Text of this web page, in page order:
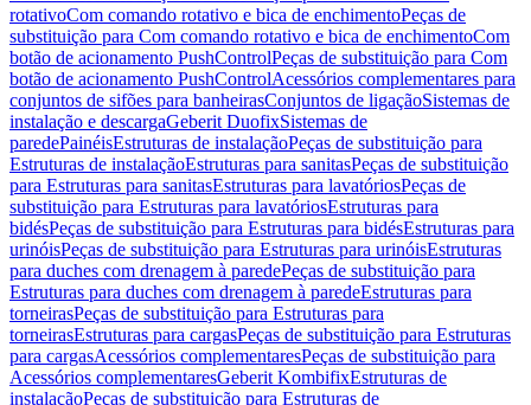
rotativoCom comando rotativo e bica de enchimentoPeças de
substituição para Com comando rotativo e bica de enchimentoCom
botão de acionamento PushControlPeças de substituição para Com
botão de acionamento PushControlAcessórios complementares para
conjuntos de sifões para banheirasConjuntos de ligaçãoSistemas de
instalação e descargaGeberit DuofixSistemas de
paredePainéisEstruturas de instalaçãoPeças de substituição para
Estruturas de instalaçãoEstruturas para sanitasPeças de substituição
para Estruturas para sanitasEstruturas para lavatóriosPeças de
substituição para Estruturas para lavatóriosEstruturas para
bidésPeças de substituição para Estruturas para bidésEstruturas para
urinóisPeças de substituição para Estruturas para urinóisEstruturas
para duches com drenagem à paredePeças de substituição para
Estruturas para duches com drenagem à paredeEstruturas para
torneirasPeças de substituição para Estruturas para
torneirasEstruturas para cargasPeças de substituição para Estruturas
para cargasAcessórios complementaresPeças de substituição para
Acessórios complementaresGeberit KombifixEstruturas de
instalaçãoPeças de substituição para Estruturas de